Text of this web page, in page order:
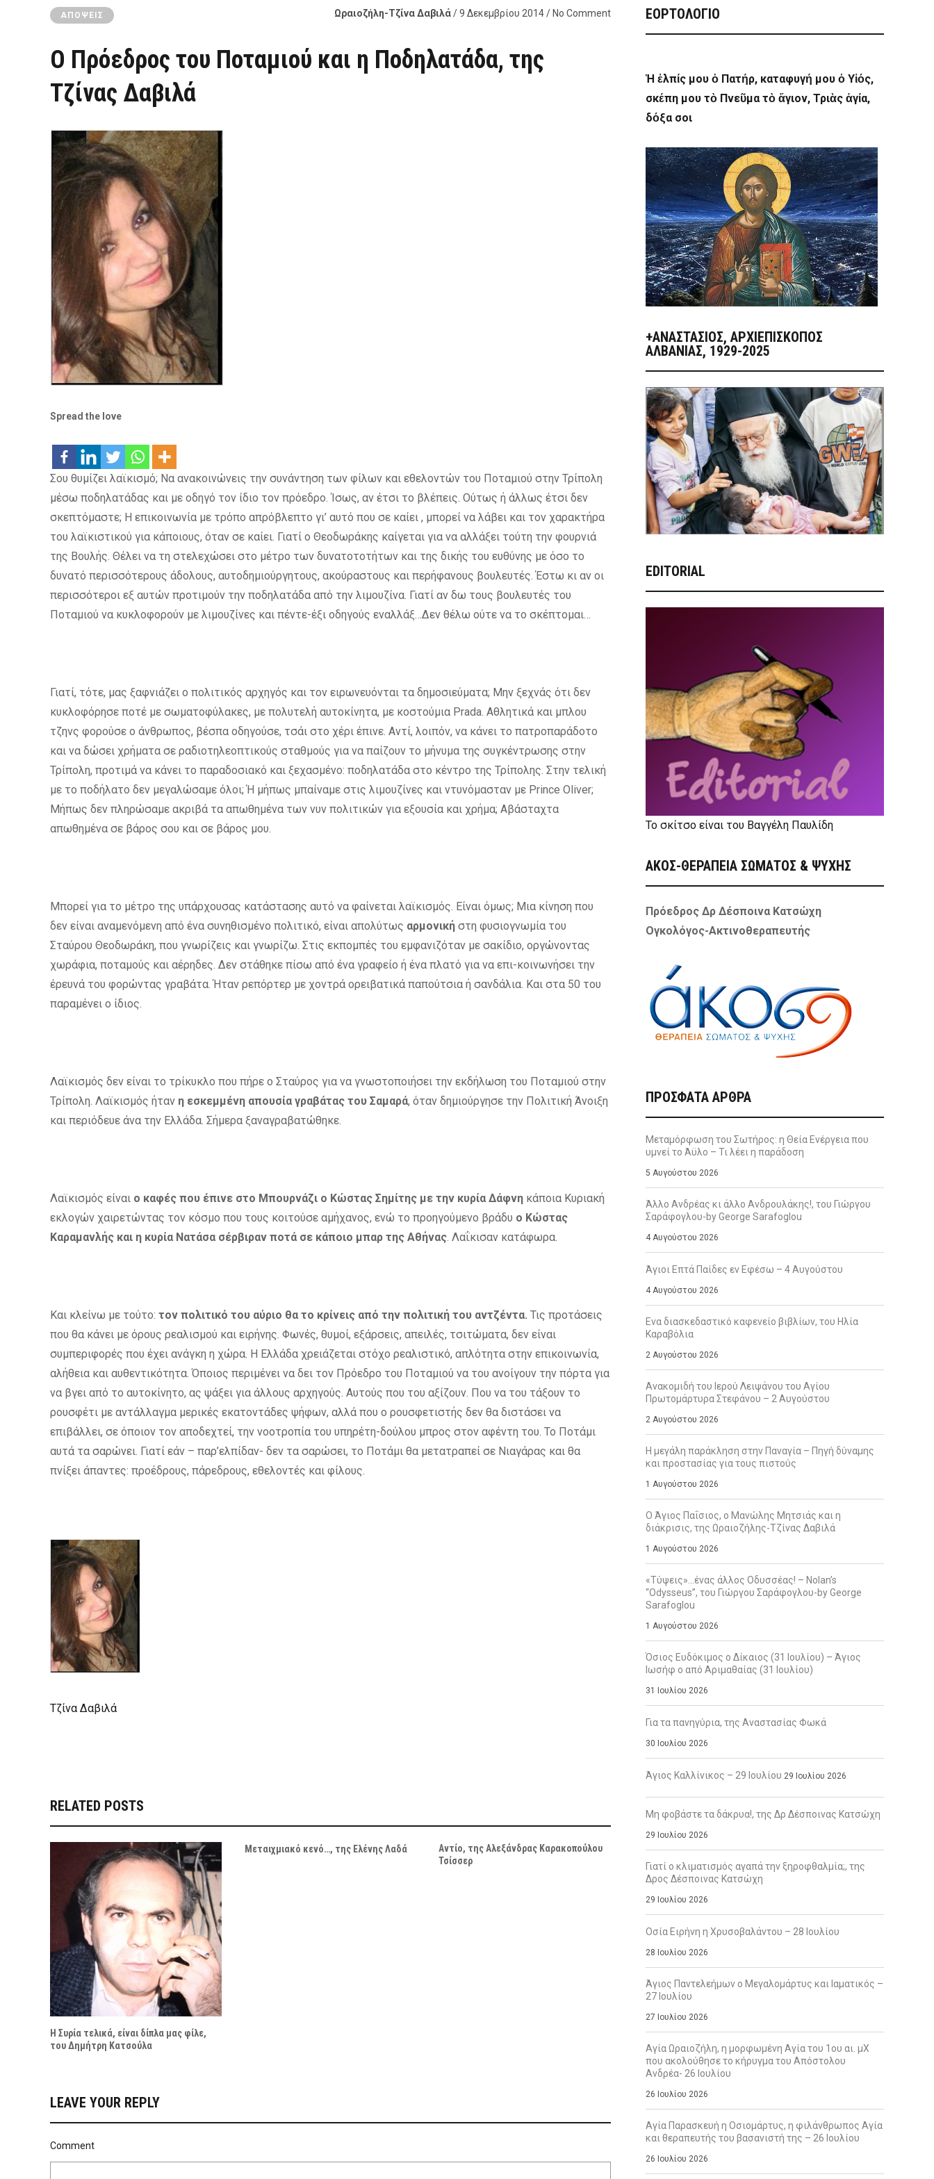
ΑΠΌΨΕΙΣ Ωραιοζήλη-Τζίνα Δαβιλά/ 9 Δεκεμβρίου 2014 / No Comment
Ο Πρόεδρος του Ποταμιού και η Ποδηλατάδα, της
Τζίνας Δαβιλά
Spread the love
Σου θυμίζει λαϊκισμό; Να ανακοινώνεις την συνάντηση των φίλων και εθελοντών του Ποταμιού στην Τρίπολη
μέσω ποδηλατάδας και με οδηγό τον ίδιο τον πρόεδρο. Ίσως, αν έτσι το βλέπεις. Ούτως ή άλλως έτσι δεν
σκεπτόμαστε; Η επικοινωνία με τρόπο απρόβλεπτο γι’ αυτό που σε καίει , μπορεί να λάβει και τον χαρακτήρα
του λαϊκιστικού για κάποιους, όταν σε καίει. Γιατί ο Θεοδωράκης καίγεται για να αλλάξει τούτη την φουρνιά
της Βουλής. Θέλει να τη στελεχώσει στο μέτρο των δυνατοτοτήτων και της δικής του ευθύνης με όσο το
δυνατό περισσότερους άδολους, αυτοδημιούργητους, ακούραστους και περήφανους βουλευτές. Έστω κι αν οι
περισσότεροι εξ αυτών προτιμούν την ποδηλατάδα από την λιμουζίνα. Γιατί αν δω τους βουλευτές του
Ποταμιού να κυκλοφορούν με λιμουζίνες και πέντε-έξι οδηγούς εναλλάξ…Δεν θέλω ούτε να το σκέπτομαι…
Γιατί, τότε, μας ξαφνιάζει ο πολιτικός αρχηγός και τον ειρωνευόνται τα δημοσιεύματα; Μην ξεχνάς ότι δεν
κυκλοφόρησε ποτέ με σωματοφύλακες, με πολυτελή αυτοκίνητα, με κοστούμια Prada. Αθλητικά και μπλου
τζηνς φορούσε ο άνθρωπος, βέσπα οδηγούσε, τσάι στο χέρι έπινε. Αντί, λοιπόν, να κάνει το πατροπαράδοτο
και να δώσει χρήματα σε ραδιοτηλεοπτικούς σταθμούς για να παίζουν το μήνυμα της συγκέντρωσης στην
Τρίπολη, προτιμά να κάνει το παραδοσιακό και ξεχασμένο: ποδηλατάδα στο κέντρο της Τρίπολης. Στην τελική
με το ποδήλατο δεν μεγαλώσαμε όλοι; Ή μήπως μπαίναμε στις λιμουζίνες και ντυνόμασταν με Prince Oliver;
Μήπως δεν πληρώσαμε ακριβά τα απωθημένα των νυν πολιτικών για εξουσία και χρήμα; Αβάσταχτα
απωθημένα σε βάρος σου και σε βάρος μου.
Μπορεί για το μέτρο της υπάρχουσας κατάστασης αυτό να φαίνεται λαϊκισμός. Είναι όμως; Μια κίνηση που
δεν είναι αναμενόμενη από ένα συνηθισμένο πολιτικό, είναι απολύτως αρμονική στη φυσιογνωμία του
Σταύρου Θεοδωράκη, που γνωρίζεις και γνωρίζω. Στις εκπομπές του εμφανιζόταν με σακίδιο, οργώνοντας
χωράφια, ποταμούς και αέρηδες. Δεν στάθηκε πίσω από ένα γραφείο ή ένα πλατό για να επι-κοινωνήσει την
έρευνά του φορώντας γραβάτα. Ήταν ρεπόρτερ με χοντρά ορειβατικά παπούτσια ή σανδάλια. Και στα 50 του
παραμένει ο ίδιος.
Λαϊκισμός δεν είναι το τρίκυκλο που πήρε ο Σταύρος για να γνωστοποιήσει την εκδήλωση του Ποταμιού στην
Τρίπολη. Λαϊκισμός ήταν η εσκεμμένη απουσία γραβάτας του Σαμαρά, όταν δημιούργησε την Πολιτική Άνοιξη
και περιόδευε άνα την Ελλάδα. Σήμερα ξαναγραβατώθηκε.
Λαϊκισμός είναι ο καφές που έπινε στο Μπουρνάζι ο Κώστας Σημίτης με την κυρία Δάφνη κάποια Κυριακή
εκλογών χαιρετώντας τον κόσμο που τους κοιτούσε αμήχανος, ενώ το προηγούμενο βράδυ ο Κώστας
Καραμανλής και η κυρία Νατάσα σέρβιραν ποτά σε κάποιο μπαρ της Αθήνας. Λαΐκισαν κατάφωρα.
Και κλείνω με τούτο: τον πολιτικό του αύριο θα το κρίνεις από την πολιτική του αντζέντα. Τις προτάσεις
που θα κάνει με όρους ρεαλισμού και ειρήνης. Φωνές, θυμοί, εξάρσεις, απειλές, τσιτώματα, δεν είναι
συμπεριφορές που έχει ανάγκη η χώρα. Η Ελλάδα χρειάζεται στόχο ρεαλιστικό, απλότητα στην επικοινωνία,
αλήθεια και αυθεντικότητα. Όποιος περιμένει να δει τον Πρόεδρο του Ποταμιού να του ανοίγουν την πόρτα για
να βγει από το αυτοκίνητο, ας ψάξει για άλλους αρχηγούς. Αυτούς που του αξίζουν. Που να του τάξουν το
ρουσφέτι με αντάλλαγμα μερικές εκατοντάδες ψήφων, αλλά που ο ρουσφετιστής δεν θα διστάσει να
επιβάλλει, σε όποιον τον αποδεχτεί, την νοοτροπία του υπηρέτη-δούλου μπρος στον αφέντη του. Το Ποτάμι
αυτά τα σαρώνει. Γιατί εάν – παρ’ελπίδαν- δεν τα σαρώσει, το Ποτάμι θα μετατραπεί σε Νιαγάρας και θα
πνίξει άπαντες: προέδρους, πάρεδρους, εθελοντές και φίλους.
Τζίνα Δαβιλά
RELATED POSTS
Η Συρία τελικά, είναι δίπλα μας φίλε,
του Δημήτρη Κατσούλα
Μεταιχμιακό κενό…, της Ελένης Λαδά
Αντίο, της Αλεξάνδρας Καρακοπούλου
Τσίσσερ
LEAVE YOUR REPLY
Comment
ΕΟΡΤΟΛΟΓΙΟ
Ἡ ἐλπίς μου ὁ Πατήρ, καταφυγή μου ὁ Υἱός,
σκέπη μου τὸ Πνεῦμα τὸ ἅγιον, Τριὰς ἁγία,
δόξα σοι
+ΑΝΑΣΤΆΣΙΟΣ, ΑΡΧΙΕΠΊΣΚΟΠΟΣ
ΑΛΒΑΝΊΑΣ, 1929-2025
EDITORIAL
Το σκίτσο είναι του Βαγγέλη Παυλίδη
ΑΚΟΣ-ΘΕΡΑΠΕΙΑ ΣΩΜΑΤΟΣ & ΨΥΧΗΣ
Πρόεδρος Δρ Δέσποινα Κατσώχη
Ογκολόγος-Ακτινοθεραπευτής
ΠΡΌΣΦΑΤΑ ΆΡΘΡΑ
Μεταμόρφωση του Σωτήρος: η Θεία Ενέργεια που
υμνεί το Άϋλο – Τι λέει η παράδοση
5 Αυγούστου 2026
Άλλο Ανδρέας κι άλλο Ανδρουλάκης!, του Γιώργου
Σαράφογλου-by George Sarafoglou
4 Αυγούστου 2026
Άγιοι Επτά Παίδες εν Εφέσω – 4 Αυγούστου
4 Αυγούστου 2026
Ενα διασκεδαστικό καφενείο βιβλίων, του Ηλία
Καραβόλια
2 Αυγούστου 2026
Ανακομιδή του Ιερού Λειψάνου του Αγίου
Πρωτομάρτυρα Στεφάνου – 2 Αυγούστου
2 Αυγούστου 2026
Η μεγάλη παράκληση στην Παναγία – Πηγή δύναμης
και προστασίας για τους πιστούς
1 Αυγούστου 2026
Ο Άγιος Παΐσιος, ο Μανώλης Μητσιάς και η
διάκρισις, της Ωραιοζήλης-Τζίνας Δαβιλά
1 Αυγούστου 2026
«Τύψεις»…ένας άλλος Οδυσσέας! – Nolan’s
“Odysseus”, του Γιώργου Σαράφογλου-by George
Sarafoglou
1 Αυγούστου 2026
Όσιος Ευδόκιμος ο Δίκαιος (31 Ιουλίου) – Άγιος
Ιωσήφ ο από Αριμαθαίας (31 Ιουλίου)
31 Ιουλίου 2026
Για τα πανηγύρια, της Αναστασίας Φωκά
30 Ιουλίου 2026
Άγιος Καλλίνικος – 29 Ιουλίου 29 Ιουλίου 2026
Μη φοβάστε τα δάκρυα!, της Δρ Δέσποινας Κατσώχη
29 Ιουλίου 2026
Γιατί ο κλιματισμός αγαπά την ξηροφθαλμία;, της
Δρος Δέσποινας Κατσώχη
29 Ιουλίου 2026
Οσία Ειρήνη η Χρυσοβαλάντου – 28 Ιουλίου
28 Ιουλίου 2026
Άγιος Παντελεήμων ο Μεγαλομάρτυς και Ιαματικός –
27 Ιουλίου
27 Ιουλίου 2026
Αγία Ωραιοζήλη, η μορφωμένη Αγία του 1ου αι. μΧ
που ακολούθησε το κήρυγμα του Απόστολου
Ανδρέα- 26 Ιουλίου
26 Ιουλίου 2026
Αγία Παρασκευή η Οσιομάρτυς, η φιλάνθρωπος Αγία
και θεραπευτής του βασανιστή της – 26 Ιουλίου
26 Ιουλίου 2026